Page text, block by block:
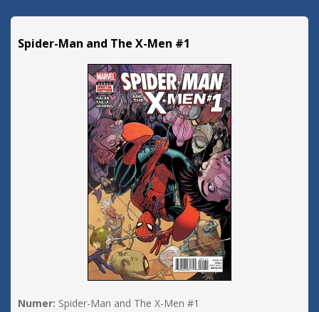
Spider-Man and The X-Men #1
Numer: Spider-Man and The X-Men #1